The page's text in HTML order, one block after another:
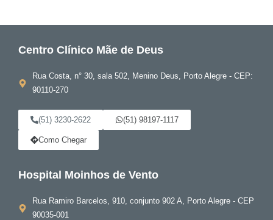
Centro Clínico Mãe de Deus
Rua Costa, n° 30, sala 502, Menino Deus, Porto Alegre - CEP:
90110-270
(51) 3230-2622 (51) 98197-1117
Como Chegar
Hospital Moinhos de Vento
Rua Ramiro Barcelos, 910, conjunto 902 A, Porto Alegre - CEP
90035-001